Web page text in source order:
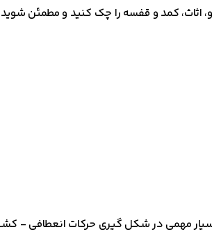
اثاث، کمد و قفسه را چک کنید و مطمئن
مهمی در شکل گیری حرکات انعطافی -